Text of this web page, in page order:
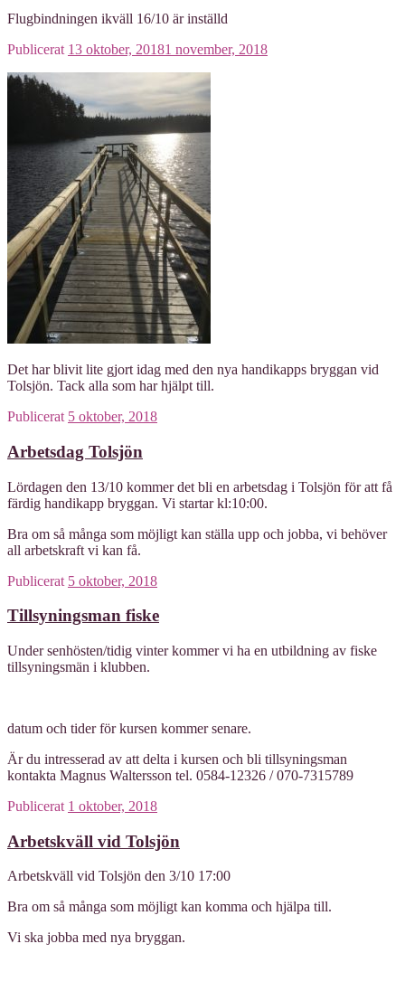
Flugbindningen ikväll 16/10 är inställd
Publicerat 13 oktober, 20181 november, 2018
Det har blivit lite gjort idag med den nya handikapps bryggan vid
Tolsjön. Tack alla som har hjälpt till.
Publicerat 5 oktober, 2018
Arbetsdag Tolsjön
Lördagen den 13/10 kommer det bli en arbetsdag i Tolsjön för att få
färdig handikapp bryggan. Vi startar kl:10:00.
Bra om så många som möjligt kan ställa upp och jobba, vi behöver
all arbetskraft vi kan få.
Publicerat 5 oktober, 2018
Tillsyningsman fiske
Under senhösten/tidig vinter kommer vi ha en utbildning av fiske
tillsyningsmän i klubben.
datum och tider för kursen kommer senare.
Är du intresserad av att delta i kursen och bli tillsyningsman
kontakta Magnus Waltersson tel. 0584-12326 / 070-7315789
Publicerat 1 oktober, 2018
Arbetskväll vid Tolsjön
Arbetskväll vid Tolsjön den 3/10 17:00
Bra om så många som möjligt kan komma och hjälpa till.
Vi ska jobba med nya bryggan.